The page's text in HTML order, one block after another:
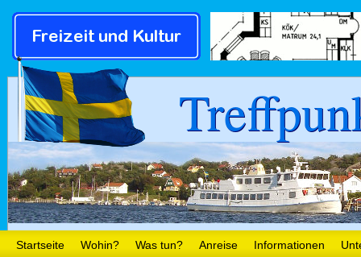
Startseite Wohin? Was tun? Anreise Informationen